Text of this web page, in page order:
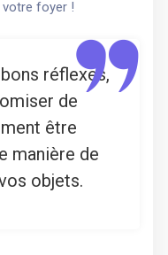
votre foyer !
réflexes,
de
être
manière de
objets.